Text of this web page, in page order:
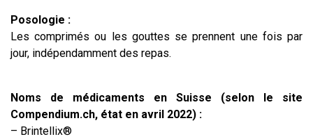
Posologie :
Les comprimés ou les gouttes se prennent une fois par
jour, indépendamment des repas.
Noms de médicaments en Suisse (selon le site
Compendium.ch, état en avril 2022) :
– Brintellix®